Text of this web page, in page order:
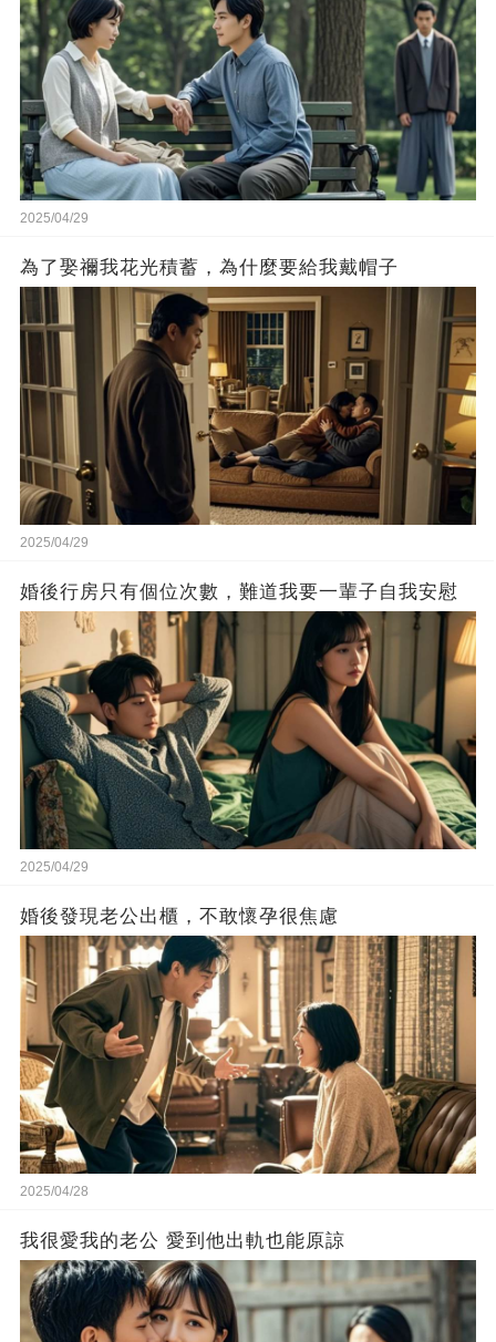
2025/04/29
為了娶禰我花光積蓄，為什麼要給我戴帽子
2025/04/29
婚後行房只有個位次數，難道我要一輩子自我安慰
2025/04/29
婚後發現老公出櫃，不敢懷孕很焦慮
2025/04/28
我很愛我的老公 愛到他出軌也能原諒